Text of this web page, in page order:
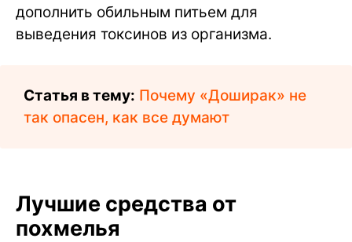
дополнить обильным питьем для
выведения токсинов из организма.
Статья в тему: Почему «Доширак» не
так опасен, как все думают
Лучшие средства от
похмелья